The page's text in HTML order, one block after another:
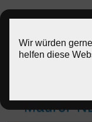
Wir würden
helfen diese
Maurer-